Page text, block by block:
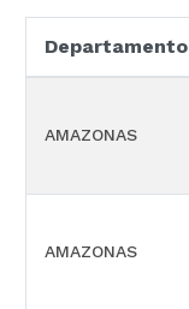
Departamento
AMAZONAS
AMAZONAS